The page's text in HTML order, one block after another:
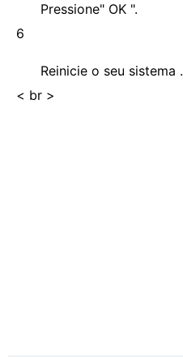
Pressione" OK ".
6
Reinicie o seu sistema .
< br >